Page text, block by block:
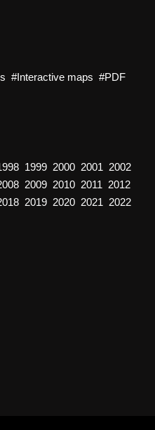
#Interactive maps #PDF
1999 2000 2001 2002
2009 2010 2011 2012
2019 2020 2021 2022